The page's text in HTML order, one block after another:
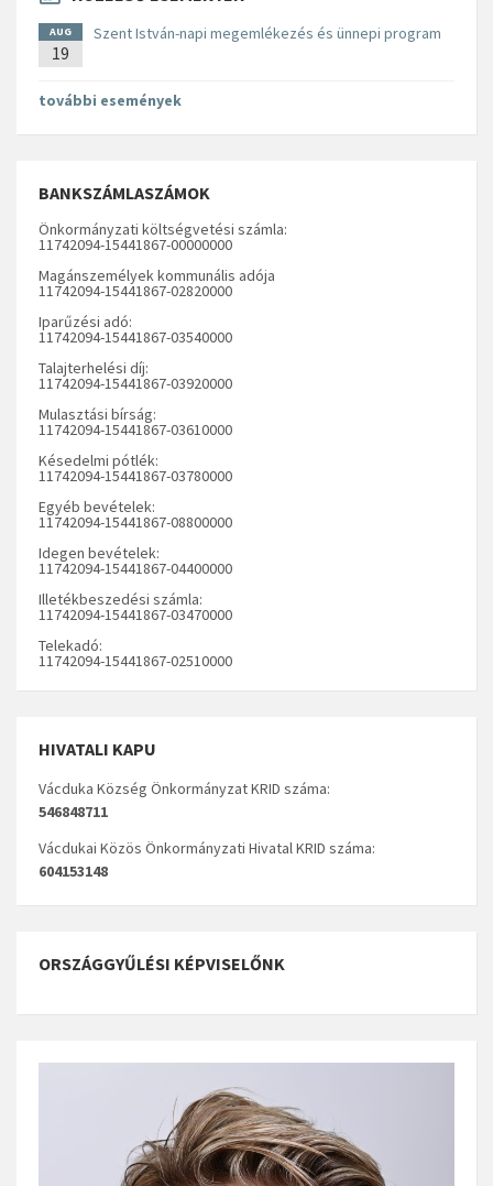
AUG
19
Szent István-napi megemlékezés és ünnepi program
további események
BANKSZÁMLASZÁMOK
Önkormányzati költségvetési számla:
11742094-15441867-00000000
Magánszemélyek kommunális adója
11742094-15441867-02820000
Iparűzési adó:
11742094-15441867-03540000
Talajterhelési díj:
11742094-15441867-03920000
Mulasztási bírság:
11742094-15441867-03610000
Késedelmi pótlék:
11742094-15441867-03780000
Egyéb bevételek:
11742094-15441867-08800000
Idegen bevételek:
11742094-15441867-04400000
Illetékbeszedési számla:
11742094-15441867-03470000
Telekadó:
11742094-15441867-02510000
HIVATALI KAPU
Vácduka Község Önkormányzat KRID száma:
546848711
Vácdukai Közös Önkormányzati Hivatal KRID száma:
604153148
ORSZÁGGYŰLÉSI KÉPVISELŐNK